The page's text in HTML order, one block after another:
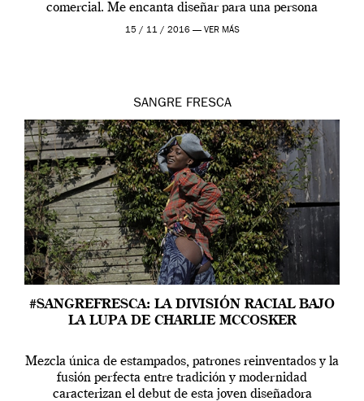
comercial. Me encanta diseñar para una persona
contemporánea […]
15 / 11 / 2016 — VER MÁS
SANGRE FRESCA
#SANGREFRESCA: LA DIVISIÓN RACIAL BAJO
LA LUPA DE CHARLIE MCCOSKER
Mezcla única de estampados, patrones reinventados y la
fusión perfecta entre tradición y modernidad
caracterizan el debut de esta joven diseñadora